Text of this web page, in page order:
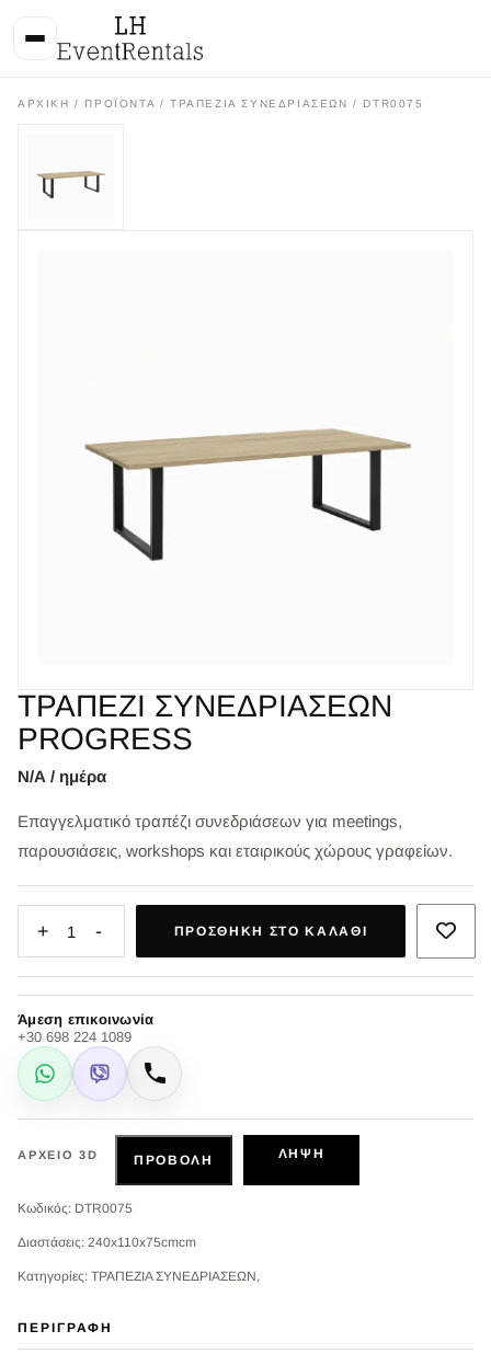
ΑΡΧΙΚΉ / ΠΡΟΪΌΝΤΑ /ΤΡΑΠΕΖΙΑ ΣΥΝΕΔΡΙΑΣΕΩΝ / DTR0075
ΤΡΑΠΕΖΙ ΣΥΝΕΔΡΙΑΣΕΩΝ
PROGRESS
Ν/Α / ημέρα
Επαγγελματικό τραπέζι συνεδριάσεων για meetings,
παρουσιάσεις, workshops και εταιρικούς χώρους γραφείων.
+ 1 - ΠΡΟΣΘΉΚΗ ΣΤΟ ΚΑΛΆΘΙ
Άμεση επικοινωνία
+30 698 224 1089
WhatsApp
Viber Κλήση
ΑΡΧΕΊΟ 3D ΠΡΟΒΟΛΉ ΛΉΨΗ
Κωδικός: DTR0075
Διαστάσεις: 240x110x75cmcm
Κατηγορίες: ΤΡΑΠΕΖΙΑ ΣΥΝΕΔΡΙΑΣΕΩΝ,
ΠΕΡΙΓΡΑΦΉ